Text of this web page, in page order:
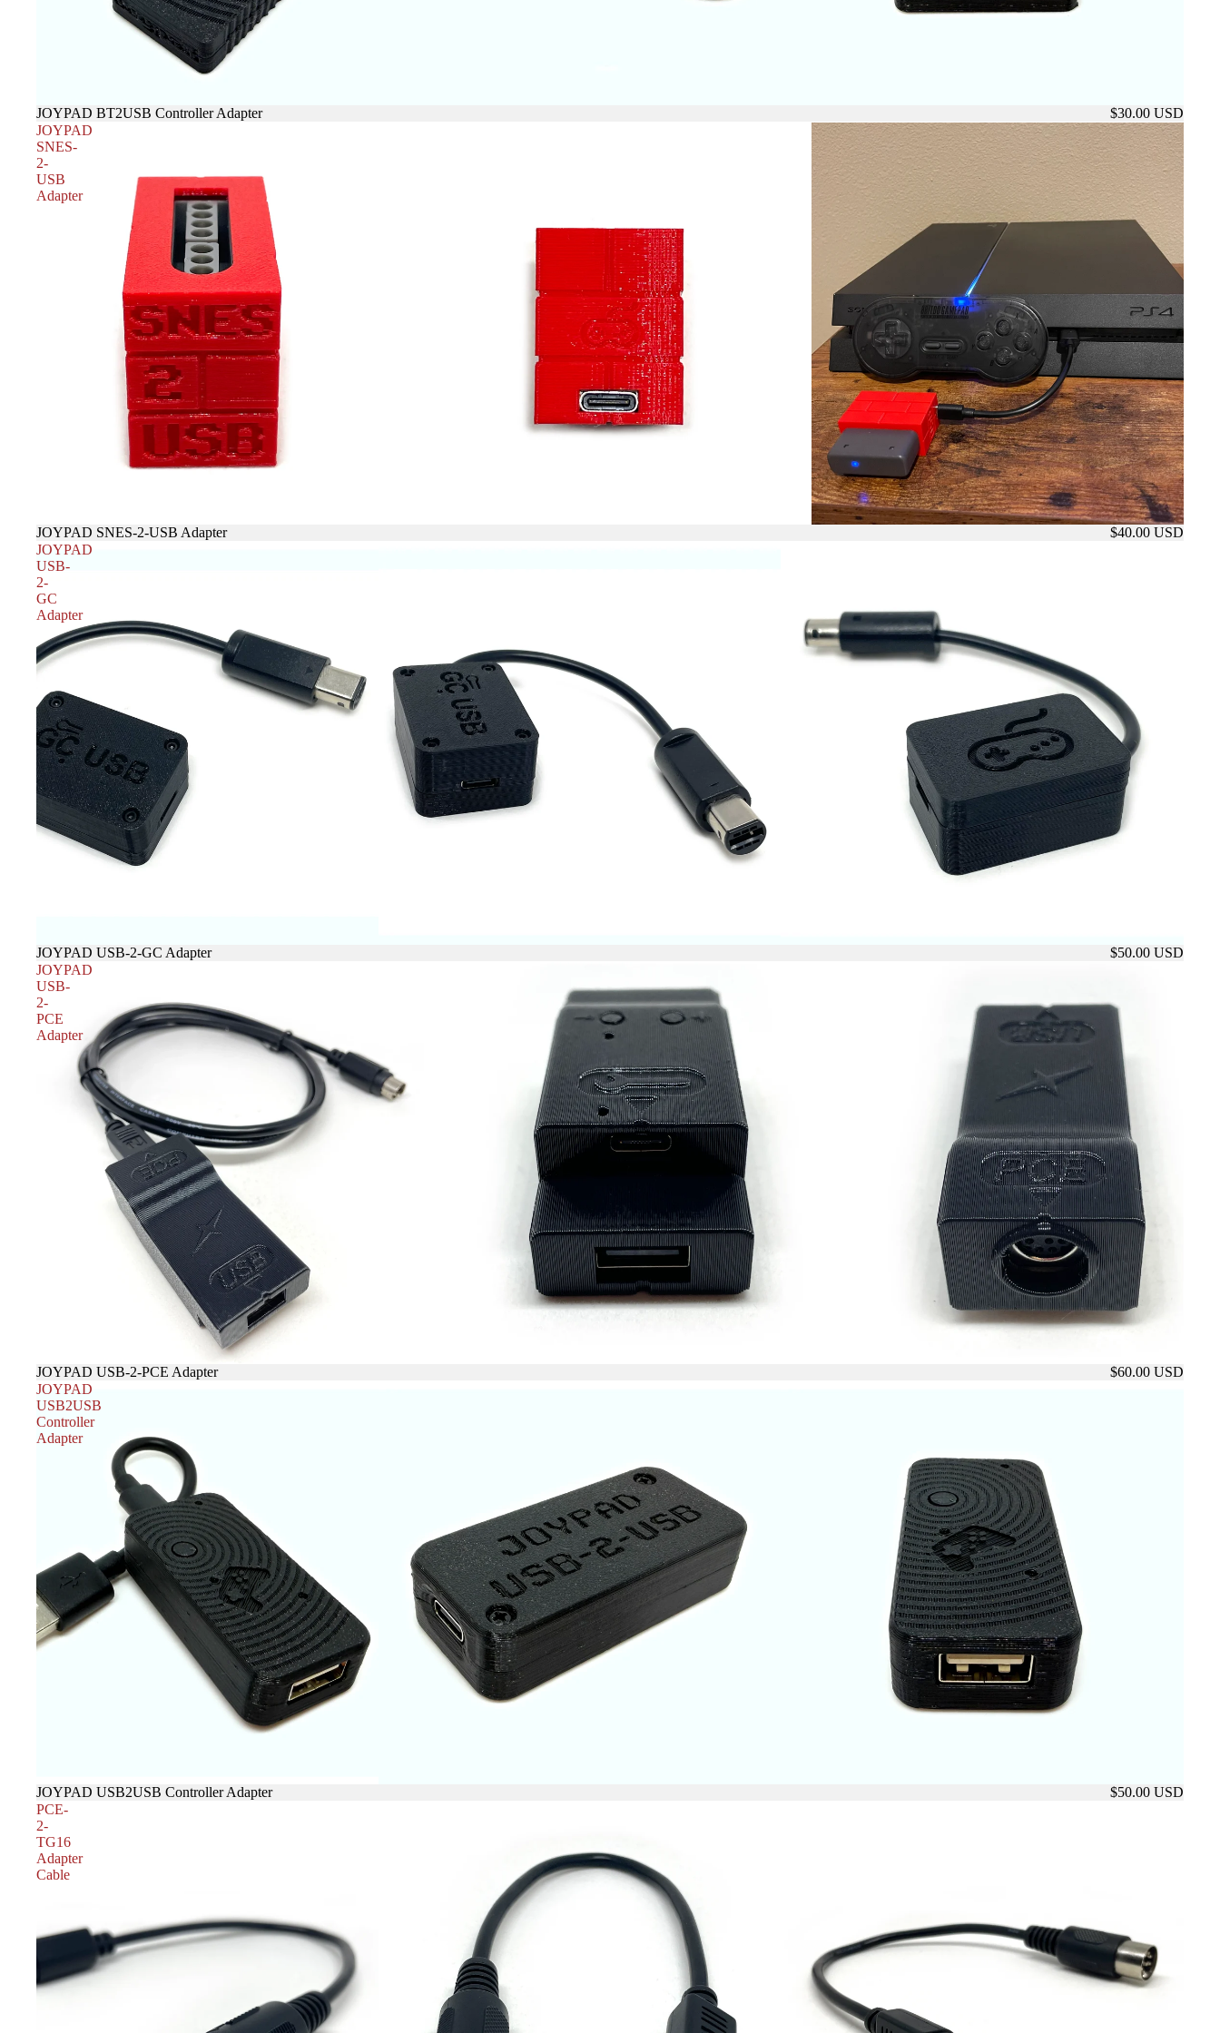
JOYPAD BT2USB Controller Adapter
$30.00 USD
JOYPAD
SNES-
2-
USB
Adapter
売り切れ
JOYPAD SNES-2-USB Adapter
$40.00 USD
JOYPAD
USB-
2-
GC
Adapter
売り切れ
JOYPAD USB-2-GC Adapter
$50.00 USD
JOYPAD
USB-
2-
PCE
Adapter
売り切れ
JOYPAD USB-2-PCE Adapter
$60.00 USD
JOYPAD
USB2USB
Controller
Adapter
JOYPAD USB2USB Controller Adapter
$50.00 USD
PCE-
2-
TG16
Adapter
Cable